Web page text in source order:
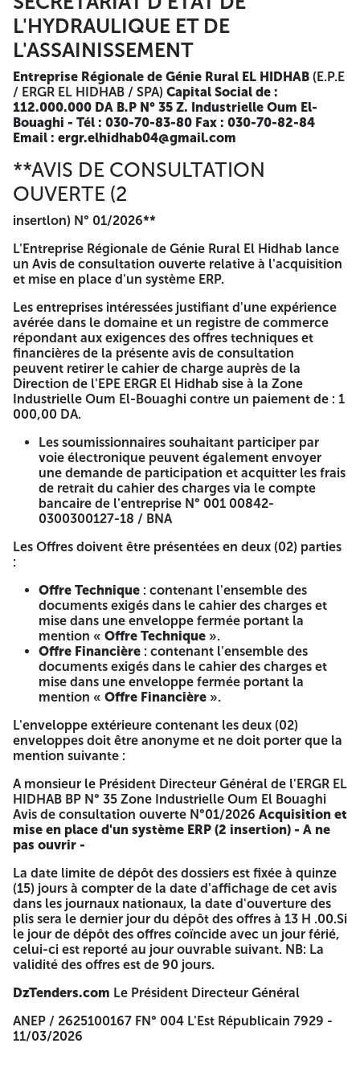
Général ANEP / 2625100167 FN° 004 L'Est Républicain
7929 - 11/03/2026 A -=-=-=-
MINISTERE DE L'AMENAGEMENT
DU TERRITOIRE ET DE
L'URBANISME
SECRETARIAT D'ETAT DE
L'HYDRAULIQUE ET DE
L'ASSAINISSEMENT
Entreprise Régionale de Génie Rural EL HIDHAB
ERGR EL HIDHAB / SPA)
Capital Social de : 112.000.000 DA
B.P N° 35 Z. Industrielle Oum El-Bouaghi - Tél : 030-70-
83-80 Fax : 030-70-82-84 Email :
ergr.elhidhab04@gmail.com
**AVIS DE CONSULTATION OUVERTE
(2
insertlon) N° 01/2026**
L'Entreprise Régionale de Génie Rural El Hidhab lance un
Avis de consultation ouverte relative à l'acquisition et mise
Les entreprises intéressées justifiant d'une expérience
avérée dans le domaine et un registre de commerce
répondant aux exigences des offres techniques et
financières de la présente avis de consultation peuvent
retirer le cahier de charge auprès de la Direction de l'EPE
contre un paiement de : 1 000,00 DA.
électronique peuvent également envoyer une
demande de participation et acquitter les frais de
retrait du cahier des charges via le compte bancaire de
l'entreprise N° 001 00842-0300300127-18 / BNA
Les Offres doivent être présentées en deux (02) parties :
Offre Technique: contenant l'ensemble des
dans une enveloppe fermée portant la mention «
Offre Technique».
Offre Financière
: contenant l'ensemble des
dans une enveloppe fermée portant la mention «
Offre Financière».
L'enveloppe extérieure contenant les deux (02) enveloppes
doit être anonyme et ne doit porter que la mention
suivante :
A monsieur le Président Directeur Général de l'ERGR EL
HIDHAB BP N° 35 Zone Industrielle Oum El Bouaghi Avis de
consultation ouverte N°01/2026Acquisition et mise en
place d'un système ERP (2 insertion) - A ne pas ouvrir -
La date limite de dépôt des dossiers est fixée à quinze (15)
jours à compter de la date d'affichage de cet avis dans les
journaux nationaux, la date d'ouverture des plis sera le
dépôt des offres coïncide avec un jour férié, celui-ci est
reporté au jour ouvrable suivant. NB: La validité des offres
L'HYDRAULIQUE ET DE
L'ASSAINISSEMENT
Entreprise Régionale de Génie Rural EL HIDHAB (E.P.E
/ ERGR EL HIDHAB / SPA) Capital Social de :
112.000.000 DA B.P N° 35 Z. Industrielle Oum El-
Bouaghi - Tél : 030-70-83-80 Fax : 030-70-82-84
Email : ergr.elhidhab04@gmail.com
**AVIS DE CONSULTATION
OUVERTE (2
insertlon) N° 01/2026**
L'Entreprise Régionale de Génie Rural El Hidhab lance
un Avis de consultation ouverte relative à l'acquisition
et mise en place d'un système ERP.
Les entreprises intéressées justifiant d'une expérience
avérée dans le domaine et un registre de commerce
répondant aux exigences des offres techniques et
financières de la présente avis de consultation
peuvent retirer le cahier de charge auprès de la
Direction de l'EPE ERGR El Hidhab sise à la Zone
Industrielle Oum El-Bouaghi contre un paiement de : 1
000,00 DA.
Les soumissionnaires souhaitant participer par
voie électronique peuvent également envoyer
une demande de participation et acquitter les frais
de retrait du cahier des charges via le compte
bancaire de l'entreprise N° 001 00842-
0300300127-18 / BNA
Les Offres doivent être présentées en deux (02) parties
:
Offre Technique : contenant l'ensemble des
documents exigés dans le cahier des charges et
mise dans une enveloppe fermée portant la
mention « Offre Technique ».
Offre Financière : contenant l'ensemble des
documents exigés dans le cahier des charges et
mise dans une enveloppe fermée portant la
mention « Offre Financière ».
L'enveloppe extérieure contenant les deux (02)
enveloppes doit être anonyme et ne doit porter que la
mention suivante :
A monsieur le Président Directeur Général de l'ERGR EL
HIDHAB BP N° 35 Zone Industrielle Oum El Bouaghi
Avis de consultation ouverte N°01/2026 Acquisition et
mise en place d'un système ERP (2 insertion) - A ne
pas ouvrir -
La date limite de dépôt des dossiers est fixée à quinze
(15) jours à compter de la date d'affichage de cet avis
dans les journaux nationaux, la date d'ouverture des
plis sera le dernier jour du dépôt des offres à 13 H .00.Si
le jour de dépôt des offres coïncide avec un jour férié,
celui-ci est reporté au jour ouvrable suivant. NB: La
validité des offres est de 90 jours.
DzTenders.com Le Président Directeur Général
ANEP / 2625100167 FN° 004 L'Est Républicain 7929 -
11/03/2026